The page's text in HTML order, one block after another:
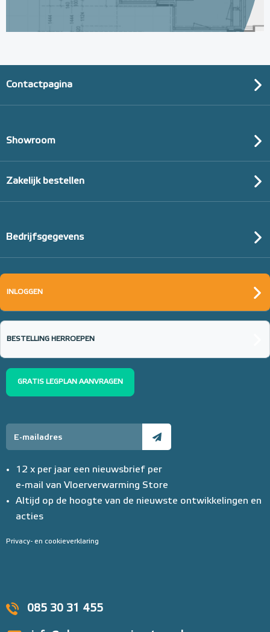
085 30 31 455
Contactpagina
Showroom
Zakelijk bestellen
Bedrijfsgegevens
INLOGGEN
BESTELLING HERROEPEN
GRATIS LEGPLAN AANVRAGEN
12 x per jaar een nieuwsbrief per
e-mail van Vloerverwarming Store
Altijd op de hoogte van de nieuwste ontwikkelingen en
acties
Privacy- en cookieverklaring